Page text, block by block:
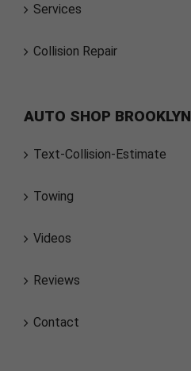
Services
Collision Repair
AUTO SHOP BROOKLYN
Text-Collision-Estimate
Towing
Videos
Reviews
Contact